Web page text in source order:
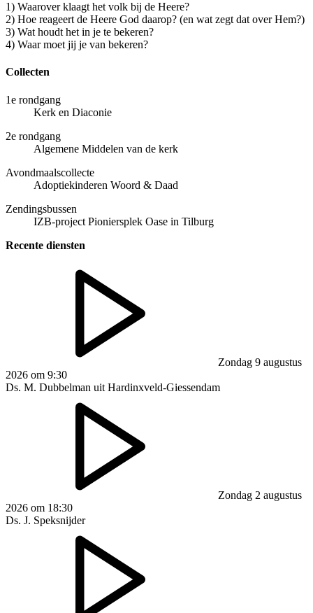
1) Waarover klaagt het volk bij de Heere?
2) Hoe reageert de Heere God daarop? (en wat zegt dat over Hem?)
3) Wat houdt het in je te bekeren?
4) Waar moet jij je van bekeren?
Collecten
1e rondgang
Kerk en Diaconie
2e rondgang
Algemene Middelen van de kerk
Avondmaalscollecte
Adoptiekinderen Woord & Daad
Zendingsbussen
IZB-project Pioniersplek Oase in Tilburg
Recente diensten
Zondag 9 augustus
2026 om 9:30
Ds. M. Dubbelman uit Hardinxveld-Giessendam
Zondag 2 augustus
2026 om 18:30
Ds. J. Speksnijder